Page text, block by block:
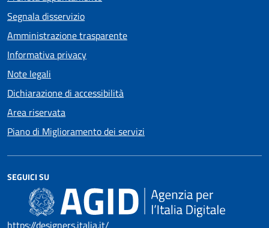
Segnala disservizio
Amministrazione trasparente
Informativa privacy
Note legali
Dichiarazione di accessibilità
Area riservata
Piano di Miglioramento dei servizi
SEGUICI SU
https://designers.italia.it/